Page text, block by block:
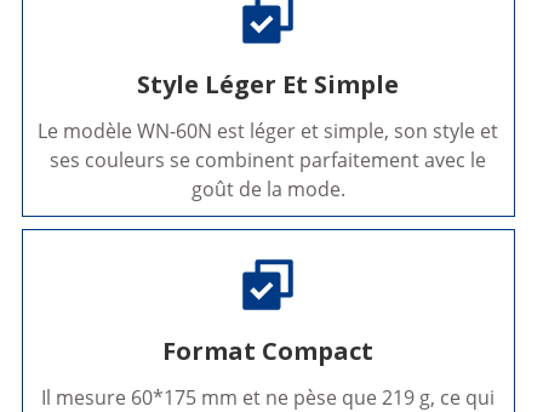
Style Léger Et Simple
Le modèle WN-60N est léger et simple, son style et
ses couleurs se combinent parfaitement avec le
goût de la mode.
Format Compact
Il mesure 60*175 mm et ne pèse que 219 g, ce qui